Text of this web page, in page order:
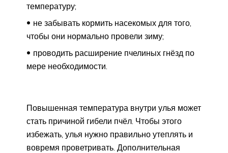
температуру;
не забывать кормить насекомых для того,
чтобы они нормально провели зиму;
проводить расширение пчелиных гнёзд по
мере необходимости.
Повышенная температура внутри улья может
стать причиной гибели пчёл. Чтобы этого
избежать, улья нужно правильно утеплять и
вовремя проветривать. Дополнительная